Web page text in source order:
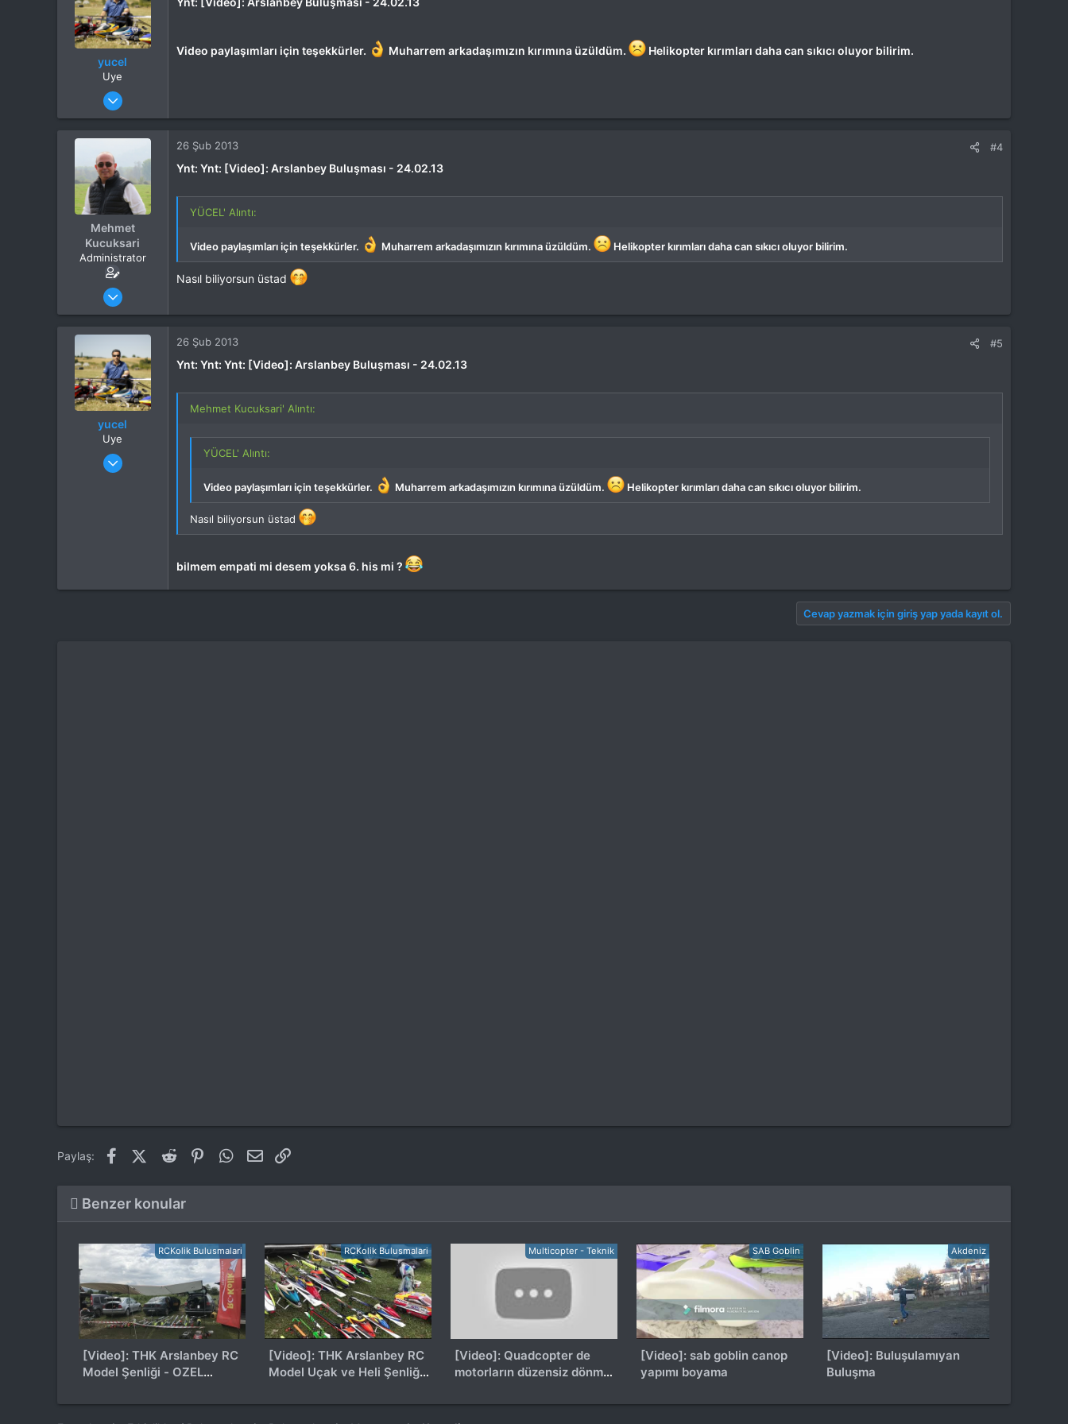
yucel
Uye
4 Eki 2012
Mesajlar
Tepkime puanı
1
Video paylaşımları için teşekkürler. Muharrem arkadaşımızın kırımına üzüldüm. Helikopter kırımları daha can sıkıcı oluyor bilirim.
Mehmet
Kucuksari
Administrator
4 Eki 2012
Mesajlar
Tepkime puanı
44,114
Yaş
53
Konum
Kocaeli
İlgi Alanı
Heli
26 Şub 2013 #4
Ynt: Ynt: [Video]: Arslanbey Buluşması - 24.02.13
YÜCEL' Alıntı:
Video paylaşımları için teşekkürler. Muharrem arkadaşımızın kırımına üzüldüm. Helikopter kırımları daha can sıkıcı oluyor bilirim.
Nasıl biliyorsun üstad
yucel
Uye
4 Eki 2012
Mesajlar
26 Şub 2013 #5
Ynt: Ynt: Ynt: [Video]: Arslanbey Buluşması - 24.02.13
Mehmet Kucuksari' Alıntı:
YÜCEL' Alıntı:
Video paylaşımları için teşekkürler. Muharrem arkadaşımızın kırımına üzüldüm. Helikopter kırımları daha can sıkıcı oluyor bilirim.
Nasıl biliyorsun üstad
bilmem empati mi desem yoksa 6. his mi ?
Cevap yazmak için giriş yap yada kayıt ol.
Paylaş: FacebookX (Twitter)
Reddit PinterestWhatsApp
E-posta
Benzer konular
RCKolik Bulusmalari
[Video]: THK Arslanbey RC
Model Şenliği - OZEL
RCKolik Bulusmalari
[Video]: THK Arslanbey RC
Model Uçak ve Heli Şenliği
Multicopter - Teknik
[Video]: Quadcopter de
motorların düzensiz dönme
SAB Goblin
[Video]: sab goblin canop
yapımı boyama
Akdeniz
[Video]: Buluşulamıyan
Buluşma